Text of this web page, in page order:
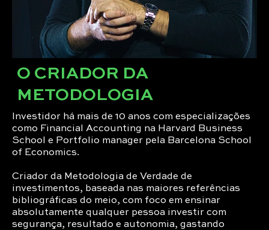
O CRIADOR DA
METODOLOGIA
Investidor há mais de 10 anos com especializações
como Financial Accounting na Harvard Business
School e Portfolio manager pela Barcelona School
of Economics.
Criador da Metodologia de Verdade de
investimentos, baseada nas maiores referências
bibliográficas do meio, com foco em ensinar
absolutamente qualquer pessoa investir com
segurança, resultado e autonomia, gastando